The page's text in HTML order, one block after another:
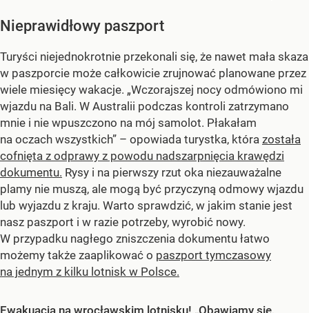
Nieprawidłowy paszport
Turyści niejednokrotnie przekonali się, że nawet mała skaza
w paszporcie może całkowicie zrujnować planowane przez
wiele miesięcy wakacje. „Wczorajszej nocy odmówiono mi
wjazdu na Bali. W Australii podczas kontroli zatrzymano
mnie i nie wpuszczono na mój samolot. Płakałam
na oczach wszystkich” – opowiada turystka, która została
cofnięta z odprawy z powodu nadszarpnięcia krawędzi
dokumentu. Rysy i na pierwszy rzut oka niezauważalne
plamy nie muszą, ale mogą być przyczyną odmowy wjazdu
lub wyjazdu z kraju. Warto sprawdzić, w jakim stanie jest
nasz paszport i w razie potrzeby, wyrobić nowy.
W przypadku nagłego zniszczenia dokumentu łatwo
możemy także zaaplikować o paszport tymczasowy
na jednym z kilku lotnisk w Polsce.
Ewakuacja na wrocławskim lotnisku! „Obawiamy się,